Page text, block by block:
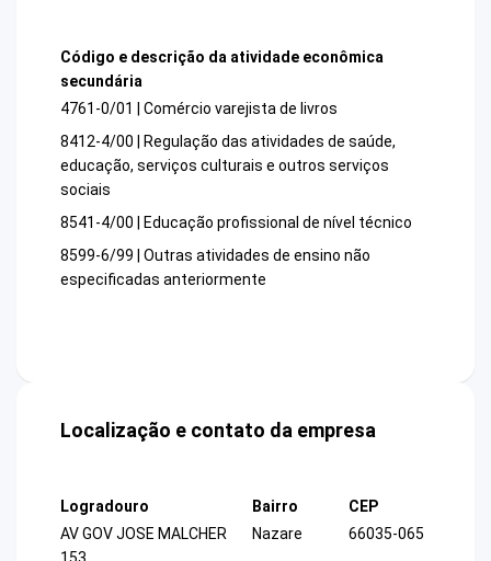
Código e descrição da atividade econômica
secundária
4761-0/01 | Comércio varejista de livros
8412-4/00 | Regulação das atividades de saúde,
educação, serviços culturais e outros serviços
sociais
8541-4/00 | Educação profissional de nível técnico
8599-6/99 | Outras atividades de ensino não
especificadas anteriormente
Localização e contato da empresa
Logradouro
AV GOV JOSE MALCHER
Bairro
Nazare
CEP
66035-065